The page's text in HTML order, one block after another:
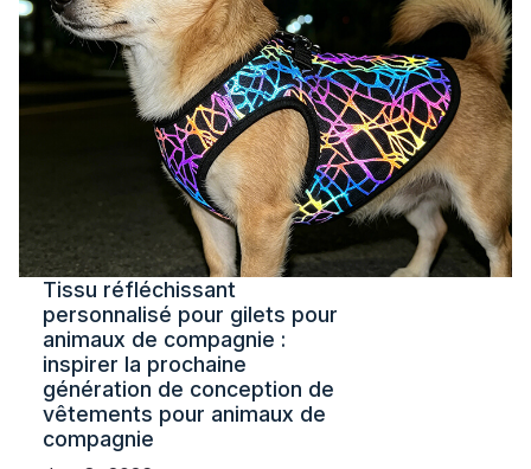
Tissu réfléchissant
personnalisé pour gilets pour
animaux de compagnie :
inspirer la prochaine
génération de conception de
vêtements pour animaux de
compagnie